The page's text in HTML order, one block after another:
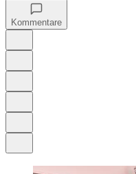
Kommentare